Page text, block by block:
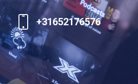
+31652176576